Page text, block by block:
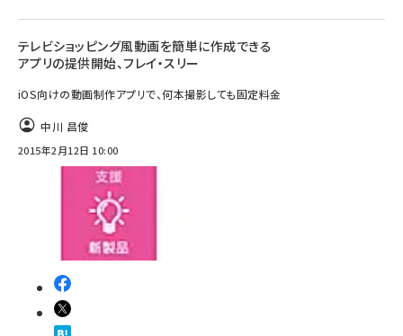
テレビショッピング風動画を簡単に作成できる
アプリの提供開始、フレイ・スリー
iOS向けの動画制作アプリで、何本撮影しても固定料金
中川 昌俊
2015年2月12日 10:00